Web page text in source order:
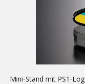
Mini-Stand mit PS1-